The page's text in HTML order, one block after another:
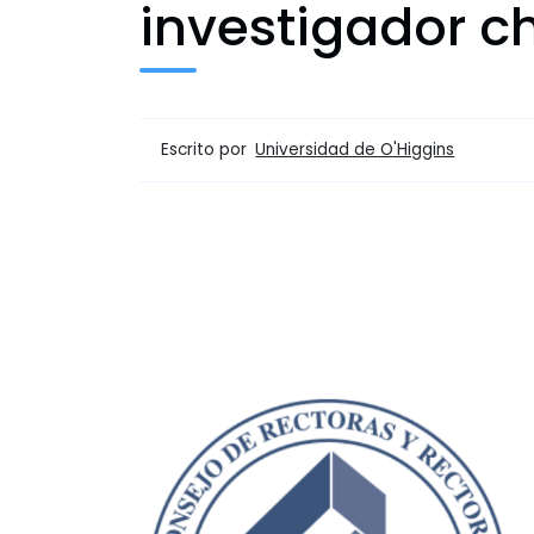
investigador
Escrito por Universidad de O'Higgins